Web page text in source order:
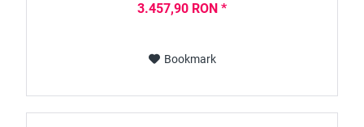
3.457,90 RON *
Bookmark